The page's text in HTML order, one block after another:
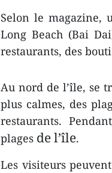
Selon le magazine,
Long Beach (Bai
restaurants, des
Au nord de l’île, se
plus calmes, des
restaurants.
plages de l’île.
Les visiteurs